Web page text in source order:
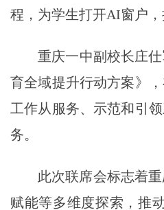
程，为学生打开AI窗户
重庆一中副校长庄
育全域提升行动方案》
工作从服务、示范和引
务。
此次联席会标志着
赋能等多维度探索，推